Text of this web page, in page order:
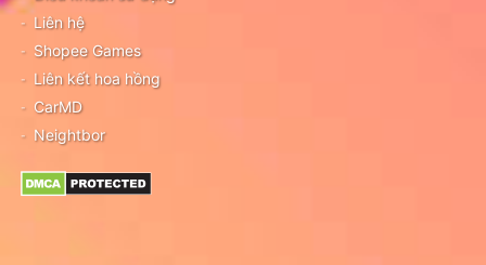
Liên hệ
Shopee Games
Liên kết hoa hồng
CarMD
Neightbor